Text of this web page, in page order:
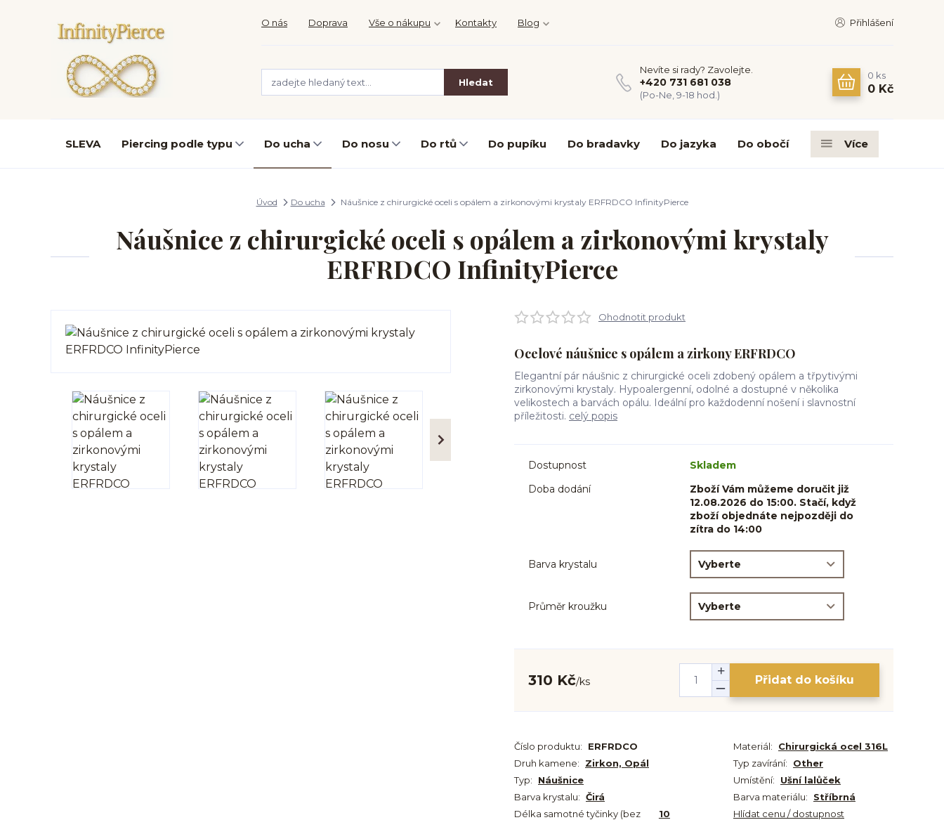
O nás Doprava Vše o nákupu Kontakty Blog Přihlášení
Hledat
Nevíte si rady? Zavolejte.
+420 731 681 038
(Po-Ne, 9-18 hod.)
0 ks
0 Kč
SLEVA Piercing podle typu Do ucha Do nosu Do rtů Do pupíku Do bradavky Do jazyka Do obočí Více
Úvod Do ucha Náušnice z chirurgické oceli s opálem a zirkonovými krystaly ERFRDCO InfinityPierce
Náušnice z chirurgické oceli s opálem a zirkonovými krystaly
ERFRDCO InfinityPierce
Ohodnotit produkt
Ocelové náušnice s opálem a zirkony ERFRDCO
Elegantní pár náušnic z chirurgické oceli zdobený opálem a třpytivými
zirkonovými krystaly. Hypoalergenní, odolné a dostupné v několika
velikostech a barvách opálu. Ideální pro každodenní nošení i slavnostní
příležitosti. celý popis
Dostupnost
Skladem
Doba dodání
Zboží Vám můžeme doručit již
12.08.2026 do 15:00. Stačí, když
zboží objednáte nejpozději do
zítra do 14:00
Barva krystalu
Průměr kroužku
310 Kč/ks Přidat do košíku
Číslo produktu: ERFRDCO Materiál:
Chirurgická ocel 316L
Druh kamene:
Zirkon, Opál Typ zavírání:
Other
Typ:
Náušnice Umístění:
Ušní lalůček
Barva krystalu: Čirá Barva materiálu:
Stříbrná
Délka samotné tyčinky (bez
10
Hlídat cenu / dostupnost